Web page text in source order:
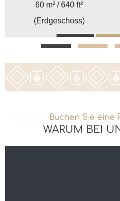
60 m² / 640 ft²
(Erdgeschoss)
MEHR
Buchen Sie eine
WARUM BEI